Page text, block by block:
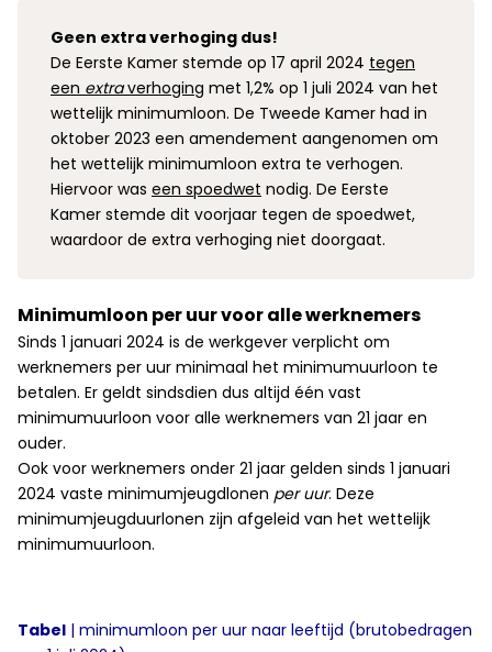
Geen extra verhoging dus!
De Eerste Kamer stemde op 17 april 2024 tegen
een extraverhoging met 1,2% op 1 juli 2024 van het
wettelijk minimumloon. De Tweede Kamer had in
oktober 2023 een amendement aangenomen om
het wettelijk minimumloon extra te verhogen.
Hiervoor was een spoedwet nodig. De Eerste
Kamer stemde dit voorjaar tegen de spoedwet,
waardoor de extra verhoging niet doorgaat.
Minimumloon per uur voor alle werknemers
Sinds 1 januari 2024 is de werkgever verplicht om
werknemers per uur minimaal het minimumuurloon te
betalen. Er geldt sindsdien dus altijd één vast
minimumuurloon voor alle werknemers van 21 jaar en
ouder.
Ook voor werknemers onder 21 jaar gelden sinds 1 januari
2024 vaste minimumjeugdlonen per uur. Deze
minimumjeugduurlonen zijn afgeleid van het wettelijk
minimumuurloon.
Tabel | minimumloon per uur naar leeftijd (brutobedragen